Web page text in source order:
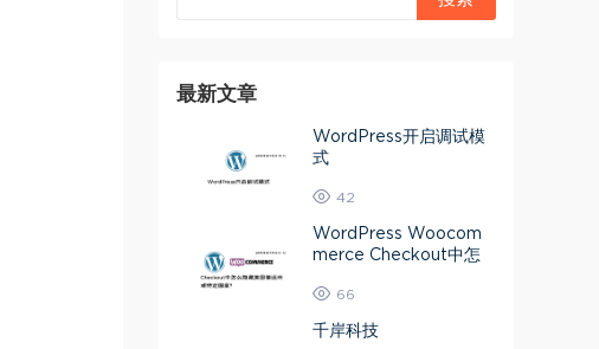
最新文章
WordPress开启调试模
式
42
WordPress Woocom
merce Checkout中怎
国家？
66
千岸科技